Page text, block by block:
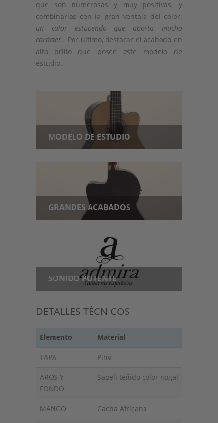
que son numerosas y muy positivas, y
combinarlas con la gran ventaja del color:
un color estupendo que aporta mucho
carácter. Por último, destacar el acabado en
alto brillo que posee este modelo de
estudio.
MODELO DE ESTUDIO
GRANDES ACABADOS
SONIDO POTENTE
DETALLES TÉCNICOS
Elemento Material
TAPA Pino
AROS Y
FONDO
Sapeli teñido color nogal
MANGO Caoba Africana